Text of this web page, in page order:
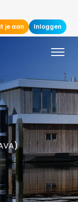
je aan Inloggen